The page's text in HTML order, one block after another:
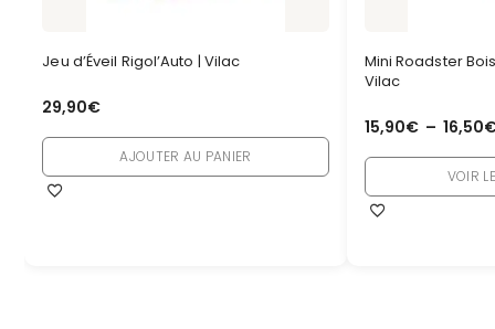
Jeu d’Éveil Rigol’Auto | Vilac
29,90€
AJOUTER AU PANIER
Mini Roadster
Vilac
15,90€ – 16,50
VOIR